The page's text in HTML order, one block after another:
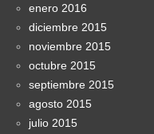
enero 2016
diciembre 2015
noviembre 2015
octubre 2015
septiembre 2015
agosto 2015
julio 2015